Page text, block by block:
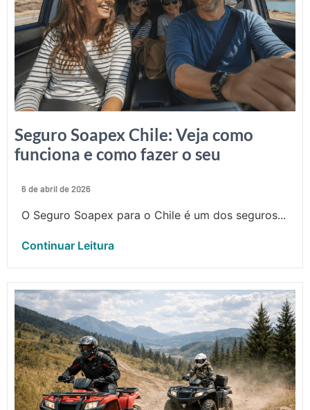
Seguro Soapex Chile: Veja como
funciona e como fazer o seu
6 de abril de 2026
O Seguro Soapex para o Chile é um dos seguros...
Continuar Leitura